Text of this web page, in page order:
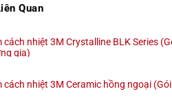
Quan
cách nhiệt 3M Crystalline BLK Series
gia)
cách nhiệt 3M Ceramic hồng ngoại